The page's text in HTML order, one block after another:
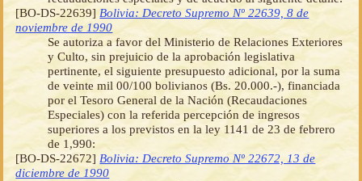
[BO-DS-22639] Bolivia: Decreto Supremo Nº 22639, 8 de
noviembre de 1990
Se autoriza a favor del Ministerio de Relaciones Exteriores
y Culto, sin prejuicio de la aprobación legislativa
pertinente, el siguiente presupuesto adicional, por la suma
de veinte mil 00/100 bolivianos (Bs. 20.000.-), financiada
por el Tesoro General de la Nación (Recaudaciones
Especiales) con la referida percepción de ingresos
superiores a los previstos en la ley 1141 de 23 de febrero
de 1,990:
[BO-DS-22672] Bolivia: Decreto Supremo Nº 22672, 13 de
diciembre de 1990